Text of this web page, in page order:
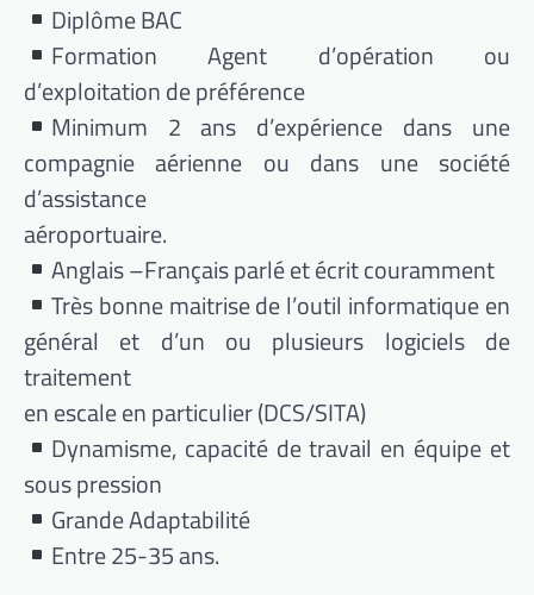
Diplôme BAC
Formation Agent d’opération ou
d’exploitation de préférence
Minimum 2 ans d’expérience dans une
compagnie aérienne ou dans une société
d’assistance
aéroportuaire.
Anglais –Français parlé et écrit couramment
Très bonne maitrise de l’outil informatique en
général et d’un ou plusieurs logiciels de
traitement
en escale en particulier (DCS/SITA)
Dynamisme, capacité de travail en équipe et
sous pression
Grande Adaptabilité
Entre 25-35 ans.